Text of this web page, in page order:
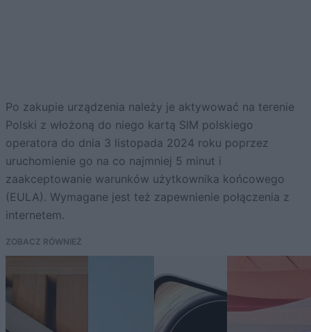
Po zakupie urządzenia należy je aktywować na terenie
Polski z włożoną do niego kartą SIM polskiego
operatora do dnia 3 listopada 2024 roku poprzez
uruchomienie go na co najmniej 5 minut i
zaakceptowanie warunków użytkownika końcowego
(EULA). Wymagane jest też zapewnienie połączenia z
internetem.
ZOBACZ RÓWNIEŻ